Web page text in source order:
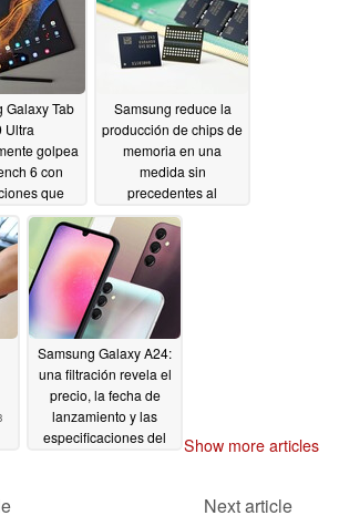
Galaxy Tab
Ultra
golpea
6 con
que
Galaxy S23
04/08/2023
Samsung reduce la
producción de chips de
memoria en una
medida sin
precedentes al
registrar pérdidas
récord en su división
04/08/2023
Samsung Galaxy A24:
una filtración revela el
precio, la fecha de
lanzamiento y las
especificaciones del
Show more articles
Next article